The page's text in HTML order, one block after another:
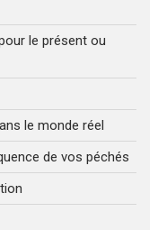
le présent ou
le monde réel
de vos péchés